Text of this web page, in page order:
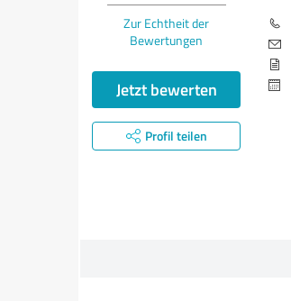
Zur Echtheit der
Bewertungen
Jetzt bewerten
Profil teilen